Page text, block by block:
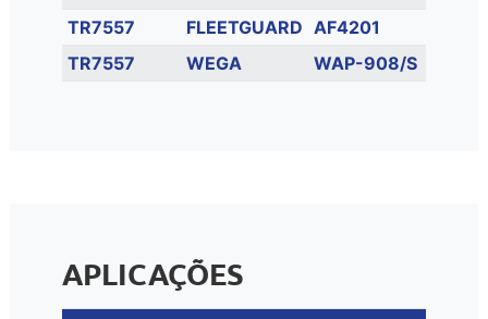
TR7557
FLEETGUARD AF4201
TR7557
WEGA WAP-908/S
APLICAÇÕES